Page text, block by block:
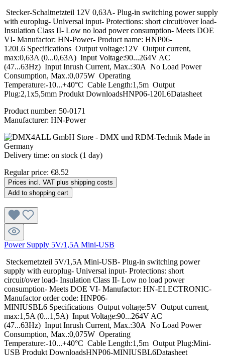
Stecker-Schaltnetzteil 12V 0,63A- Plug-in switching power supply
with europlug- Universal input- Protections: short circuit/over load-
Insulation Class II- Low no load power consumption- Meets DOE
VI- Manufactor: HN-Power- Product name: HNP06-
120L6 Specifications Output voltage:12V Output current,
max:0,63A (0...0,63A) Input Voltage:90...264V AC
(47...63Hz) Input Inrush Current, Max.:30A No Load Power
Consumption, Max.:0,075W Operating
Temperature:-10...+40°C Cable Length:1,5m Output
Plug:2,1x5,5mm Produkt DownloadsHNP06-120L6Datasheet
Product number: 50-0171
Manufacturer: HN-Power
Delivery time: on stock (1 day)
Regular price: €8.52
Prices incl. VAT plus shipping costs
Add to shopping cart
Power Supply 5V/1,5A Mini-USB
Steckernetzteil 5V/1,5A Mini-USB- Plug-in switching power
supply with europlug- Universal input- Protections: short
circuit/over load- Insulation Class II- Low no load power
consumption- Meets DOE VI- Manufactor: HN-ELECTRONIC-
Manufactor order code: HNP06-
MINIUSBL6 Specifications Output voltage:5V Output current,
max:1,5A (0...1,5A) Input Voltage:90...264V AC
(47...63Hz) Input Inrush Current, Max.:30A No Load Power
Consumption, Max.:0,075W Operating
Temperature:-10...+40°C Cable Length:1,5m Output Plug:Mini-
USB Produkt DownloadsHNP06-MINIUSBL6Datasheet